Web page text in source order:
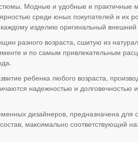
Модные и удобные и практичные
среди юных покупателей и их
изделию оригинальный внешний
разного возраста, сшитую из
и по самым привлекательным
ребенка любого возраста,
надежностью и долговечностью
дизайнеров, предназначена для
максимально соответствующий